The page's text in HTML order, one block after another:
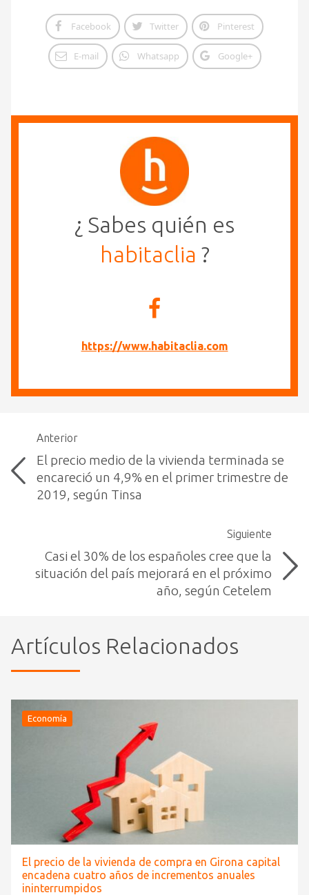
Facebook Twitter Pinterest
E-mail Whatsapp Google+
¿ Sabes quién es
habitaclia ?
https://www.habitaclia.com
Anterior
El precio medio de la vivienda terminada se
encareció un 4,9% en el primer trimestre de
2019, según Tinsa
Siguiente
Casi el 30% de los españoles cree que la
situación del país mejorará en el próximo
año, según Cetelem
Artículos Relacionados
Economía
El precio de la vivienda de compra en Girona capital
encadena cuatro años de incrementos anuales
ininterrumpidos